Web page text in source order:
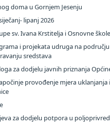
doma u Gornjem Jesenju
lipanj 2026
sv. Ivana Krstitelja i Osnovne
i projekata udruga na području
sredstava
za dodjelu javnih priznanja
provođenje mjera
za dodjelu potpora u